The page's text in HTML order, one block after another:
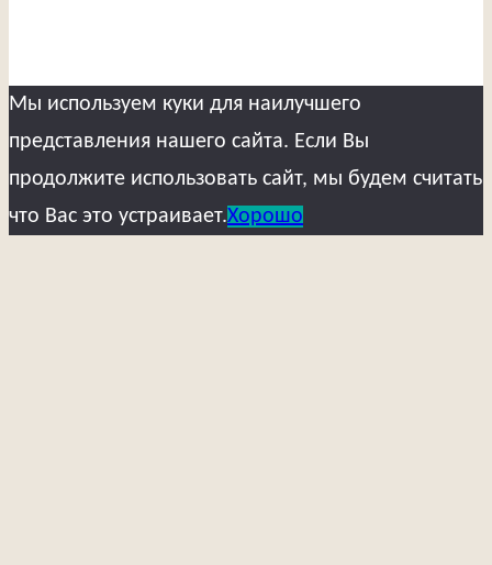
Мы используем куки для наилучшего
представления нашего сайта. Если Вы
продолжите использовать сайт, мы будем считать
что Вас это устраивает.Хорошо